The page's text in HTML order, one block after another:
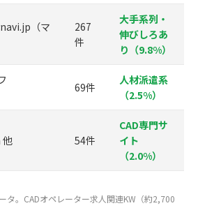
（マ
267
件
大手系列・
伸びしろあ
り（9.8%）
69件
人材派遣系
（2.5%）
他 54件
CAD専門サ
イト
（2.0%）
タ。CADオペレーター求人関連KW（約2,700